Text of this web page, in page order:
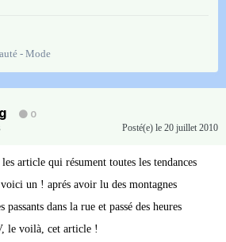
- Mode
0
Posté(e) le 20 juillet 2010
article qui résument toutes les tendances
un ! aprés avoir lu des montagnes
dans la rue et passé des heures
le voilà, cet article !